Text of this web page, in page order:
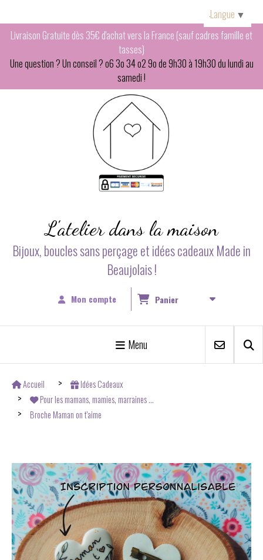
Livraison Gratuite dès 35€ d'achat vers la France (sauf cadres famille et
tasses)
Une question ? Un conseil ? o6 3o 34 o2 9o de 9h30 à 19h30 du lundi au
samedi !
L'atelier dans la maison
Bijoux, boucles sans perçage et idées cadeaux Made in
Beaujolais !
Mon compte Panier
Menu
Accueil
Idées Cadeaux
Pour les mamans, mamies, marraines ...
Broche Maman on t'aime
Langue ▼